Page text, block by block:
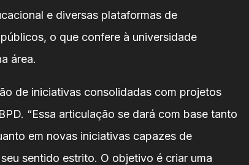
e diversas plataformas de
o que confere à universidade
área.
de iniciativas consolidadas com projetos
“Essa articulação se dará com base tanto
em novas iniciativas capazes de
sentido estrito. O objetivo é criar uma